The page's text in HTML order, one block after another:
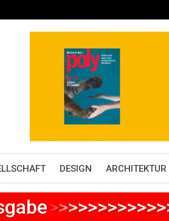
DESIGN ARCHITEKTUR
>>>>>>>>>>>